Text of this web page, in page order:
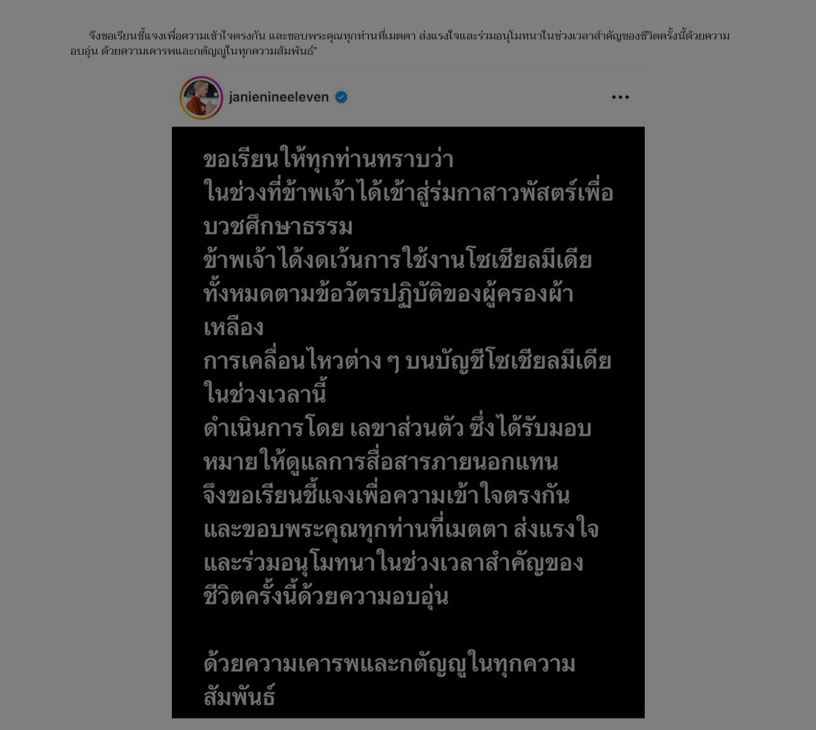
จึงขอเรียนชี้แจงเพื่อความเข้าใจตรงกัน และขอบพระคุณทุกท่านที่เมตตา ส่งแรงใจและร่วมอนุโมทนาในช่วงเวลาสำคัญของชีวิตครั้งนี้ด้วยความ
อบอุ่น ด้วยความเคารพและกตัญญูในทุกความสัมพันธ์"